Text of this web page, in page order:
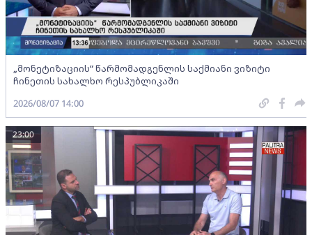
„მონეტიზაციის“ წარმომადგენლის საქმიანი ვიზიტი
ჩინეთის სახალხო რესპუბლიკაში
2026/08/07 14:00
23:00